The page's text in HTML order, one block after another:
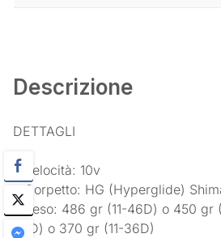
Descrizione
DETTAGLI
• Velocità: 10v
• Corpetto: HG (Hyperglide)
• Peso: 486 gr (11-46D) o 450 gr
40D) o 370 gr (11-36D)